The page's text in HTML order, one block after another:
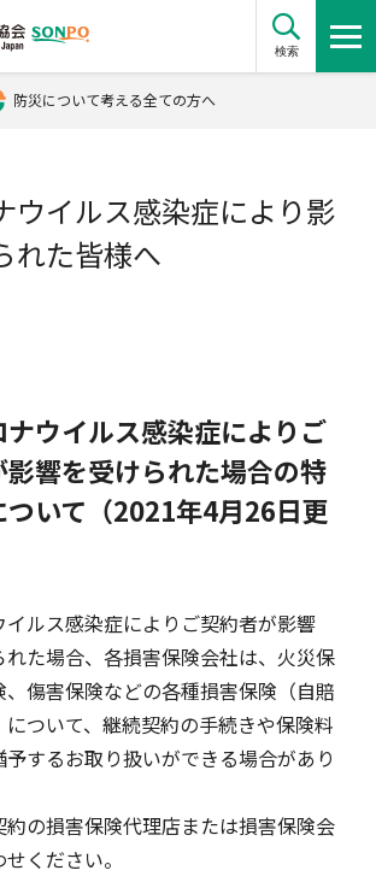
検索
ト
チャンネル
ップ
トップ
する資料
況
て
ついて
告書
告書トップ
防災について考える全ての方へ
ウイルス感染症により影
れた皆様へ
ウイルス感染症によりご
響を受けられた場合の特
ついて（2021年4月26日更
ルス感染症によりご契約者が影響
れた場合、各損害保険会社は、火災保
傷害保険などの各種損害保険（自賠
ついて、継続契約の手続きや保険料
するお取り扱いができる場合があり
の損害保険代理店または損害保険会
ください。